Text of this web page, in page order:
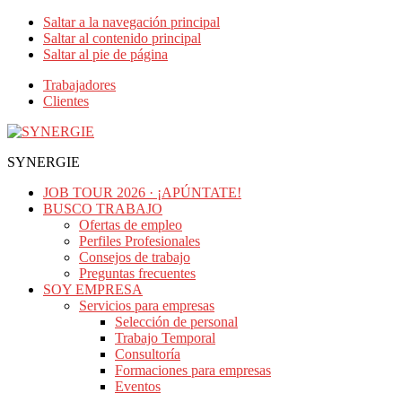
Saltar a la navegación principal
Saltar al contenido principal
Saltar al pie de página
Trabajadores
Clientes
SYNERGIE
JOB TOUR 2026 · ¡APÚNTATE!
BUSCO TRABAJO
Ofertas de empleo
Perfiles Profesionales
Consejos de trabajo
Preguntas frecuentes
SOY EMPRESA
Servicios para empresas
Selección de personal
Trabajo Temporal
Consultoría
Formaciones para empresas
Eventos